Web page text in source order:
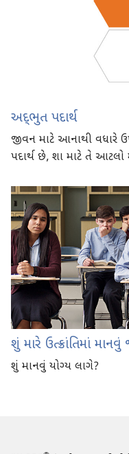
અદ્‍ભુત પદાર્થ
જીવન માટે આનાથી વધારે
પદાર્થ છે, શા માટે તે આટલો
શું મારે ઉત્ક્રાંતિમાં
શું માનવું યોગ્ય લાગે?